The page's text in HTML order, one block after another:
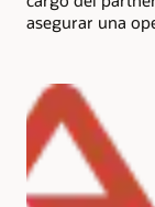
asegurar una
Authors